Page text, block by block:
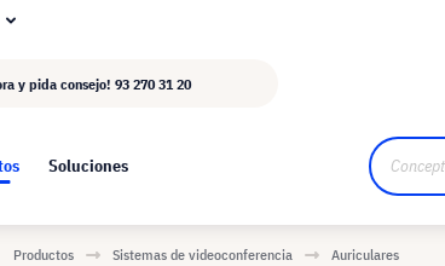
y pida consejo! 93 270 31 20
Soluciones
Productos Sistemas de videoconferencia Auriculares